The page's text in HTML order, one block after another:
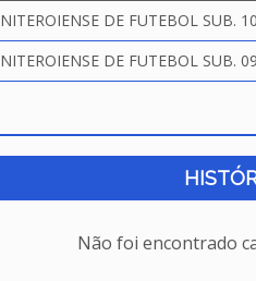
DE FUTEBOL SUB.
DE FUTEBOL SUB.
Não foi encontrado